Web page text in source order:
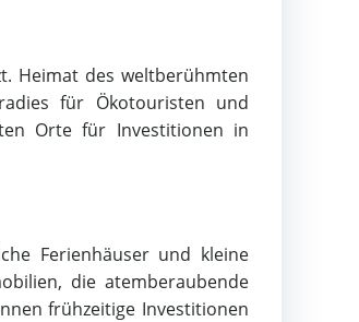
Heimat des weltberühmten
für Ökotouristen und
Orte für Investitionen in
Ferienhäuser und kleine
die atemberaubende
frühzeitige Investitionen